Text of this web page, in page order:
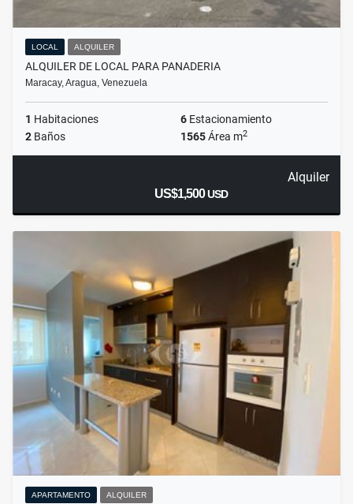
LOCAL ALQUILER
ALQUILER DE LOCAL PARA PANADERIA
Maracay, Aragua, Venezuela
1 Habitaciones 6 Estacionamiento
2 Baños 1565Área m2
Alquiler
US$1,500USD
APARTAMENTO ALQUILER